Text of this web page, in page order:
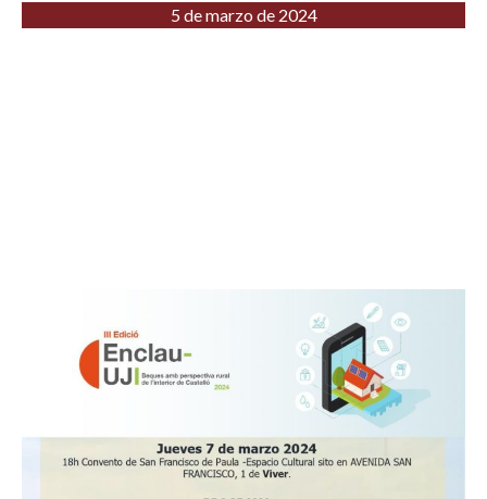
5 de marzo de 2024